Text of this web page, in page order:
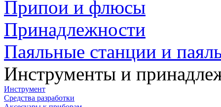
Припои и флюсы
Принадлежности
Паяльные станции и
Инструменты и
Инструмент
Средства разработки